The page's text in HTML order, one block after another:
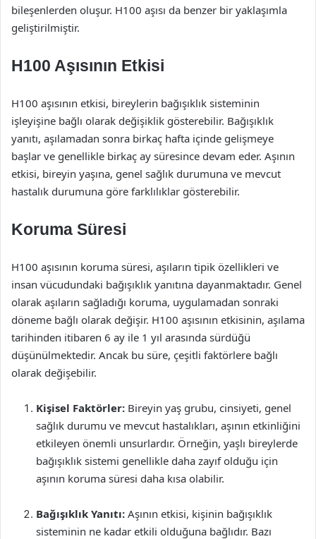
bileşenlerden oluşur. H100 aşısı da benzer bir yaklaşımla
geliştirilmiştir.
H100 Aşısının Etkisi
H100 aşısının etkisi, bireylerin bağışıklık sisteminin
işleyişine bağlı olarak değişiklik gösterebilir. Bağışıklık
yanıtı, aşılamadan sonra birkaç hafta içinde gelişmeye
başlar ve genellikle birkaç ay süresince devam eder. Aşının
etkisi, bireyin yaşına, genel sağlık durumuna ve mevcut
hastalık durumuna göre farklılıklar gösterebilir.
Koruma Süresi
H100 aşısının koruma süresi, aşıların tipik özellikleri ve
insan vücudundaki bağışıklık yanıtına dayanmaktadır. Genel
olarak aşıların sağladığı koruma, uygulamadan sonraki
döneme bağlı olarak değişir. H100 aşısının etkisinin, aşılama
tarihinden itibaren 6 ay ile 1 yıl arasında sürdüğü
düşünülmektedir. Ancak bu süre, çeşitli faktörlere bağlı
olarak değişebilir.
Kişisel Faktörler: Bireyin yaş grubu, cinsiyeti, genel
sağlık durumu ve mevcut hastalıkları, aşının etkinliğini
etkileyen önemli unsurlardır. Örneğin, yaşlı bireylerde
bağışıklık sistemi genellikle daha zayıf olduğu için
aşının koruma süresi daha kısa olabilir.
Bağışıklık Yanıtı: Aşının etkisi, kişinin bağışıklık
sisteminin ne kadar etkili olduğuna bağlıdır. Bazı